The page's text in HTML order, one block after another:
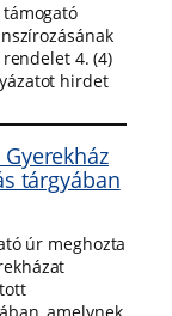
4. (4)
hirdet
tárgyában
úr meghozta